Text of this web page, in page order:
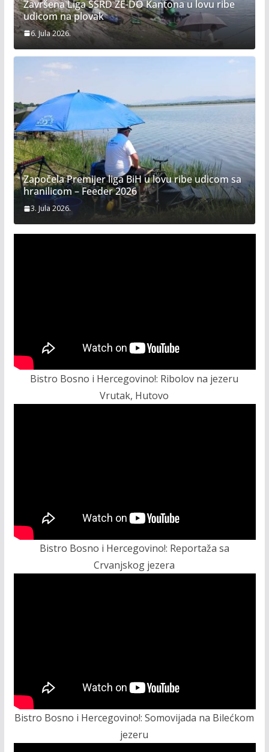
Završena Liga SSRD ZE-DO Kantona u lovu ribe
udicom na plovak
6. Jula 2026.
Započela Premijer liga BiH u lovu ribe udicom sa
hranilicom – Feeder 2026
3. Jula 2026.
Bistro Bosno i Hercegovino!: Ribolov na jezeru
Vrutak, Hutovo
Bistro Bosno i Hercegovino!: Reportaža sa
Crvanjskog jezera
Bistro Bosno i Hercegovino!: Somovijada na Bilećkom
jezeru